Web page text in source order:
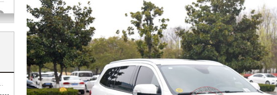
牌暨“郑工森源鸿马汽车造